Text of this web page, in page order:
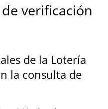
verificación
de la Lotería
la consulta de